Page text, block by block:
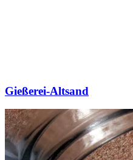
Gießerei-Altsand